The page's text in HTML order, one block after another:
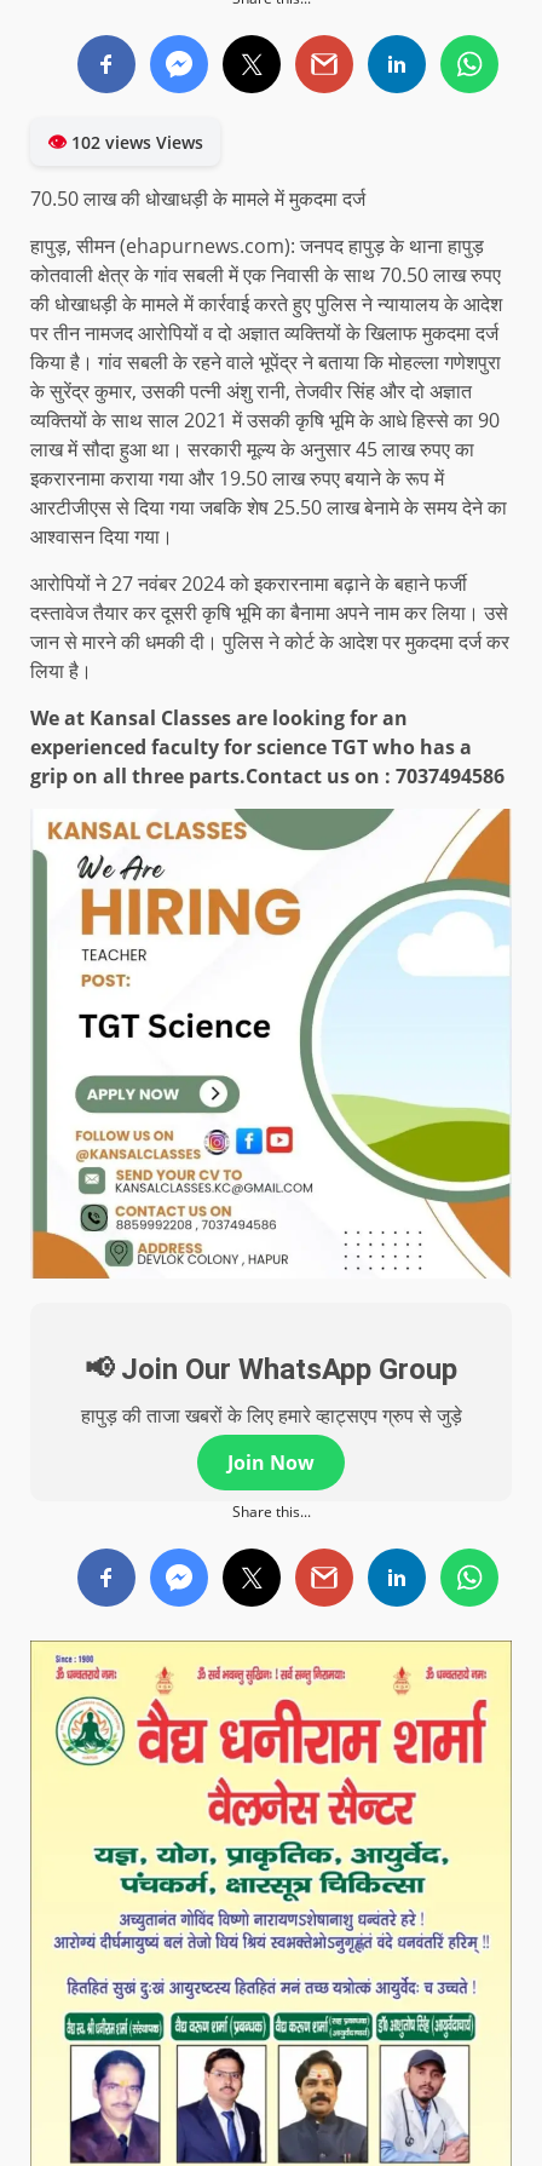
👁102 views Views
70.50 लाख की धोखाधड़ी के मामले में मुकदमा दर्ज
हापुड़, सीमन (ehapurnews.com): जनपद हापुड़ के थाना हापुड़
कोतवाली क्षेत्र के गांव सबली में एक निवासी के साथ 70.50 लाख रुपए
की धोखाधड़ी के मामले में कार्रवाई करते हुए पुलिस ने न्यायालय के आदेश
पर तीन नामजद आरोपियों व दो अज्ञात व्यक्तियों के खिलाफ मुकदमा दर्ज
किया है। गांव सबली के रहने वाले भूपेंद्र ने बताया कि मोहल्ला गणेशपुरा
के सुरेंद्र कुमार, उसकी पत्नी अंशु रानी, तेजवीर सिंह और दो अज्ञात
व्यक्तियों के साथ साल 2021 में उसकी कृषि भूमि के आधे हिस्से का 90
लाख में सौदा हुआ था। सरकारी मूल्य के अनुसार 45 लाख रुपए का
इकरारनामा कराया गया और 19.50 लाख रुपए बयाने के रूप में
आरटीजीएस से दिया गया जबकि शेष 25.50 लाख बेनामे के समय देने का
आश्वासन दिया गया।
आरोपियों ने 27 नवंबर 2024 को इकरारनामा बढ़ाने के बहाने फर्जी
दस्तावेज तैयार कर दूसरी कृषि भूमि का बैनामा अपने नाम कर लिया। उसे
जान से मारने की धमकी दी। पुलिस ने कोर्ट के आदेश पर मुकदमा दर्ज कर
लिया है।
We at Kansal Classes are looking for an
experienced faculty for science TGT who has a
grip on all three parts.Contact us on : 7037494586
📢 Join Our WhatsApp Group
हापुड़ की ताजा खबरों के लिए हमारे व्हाट्सएप ग्रुप से जुड़े
Join Now
Share this...